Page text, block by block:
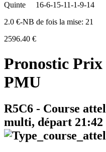
Quinte
16-6-15-11-1-9-14
2.0 €-NB de fois la mise: 21
2596.40 €
Pronostic Prix
PMU
R5C6 - Course
multi, départ 21:42